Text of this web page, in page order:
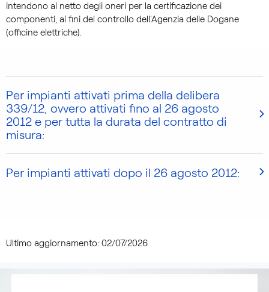
intendono al netto degli oneri per la certificazione dei
componenti, ai fini del controllo dell'Agenzia delle Dogane
(officine elettriche).
Per impianti attivati prima della delibera
339/12, ovvero attivati fino al 26 agosto
2012 e per tutta la durata del contratto di
misura:
Per impianti attivati dopo il 26 agosto 2012:
Ultimo aggiornamento: 02/07/2026